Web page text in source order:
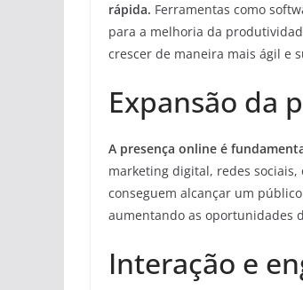
rápida. Ferramentas como
para a melhoria da
crescer de maneira mais ágil e
Expansão da
A presença online é
marketing digital, redes
conseguem alcançar um
aumentando as oportunidades
Interação e